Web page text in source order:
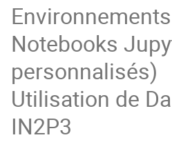
Notebooks
personnalisés)
Utilisation de
IN2P3